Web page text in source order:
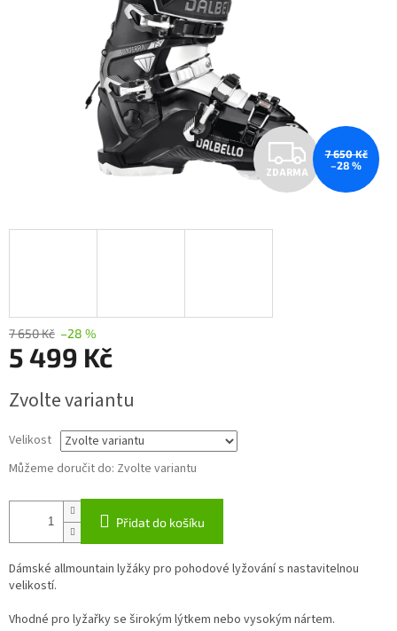
Z
D
ZDARMA
7 650 Kč
–28 %
7 650 Kč –28 %
5 499 Kč
cena:
Zvolte variantu
Velikost
Můžeme doručit do: Zvolte variantu
Přidat do košíku
Dámské allmountain lyžáky pro pohodové lyžování s nastavitelnou
velikostí.
Vhodné pro lyžařky se širokým lýtkem nebo vysokým nártem.